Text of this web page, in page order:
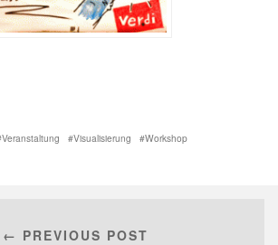
Veranstaltung Visualisierung Workshop
← PREVIOUS POST